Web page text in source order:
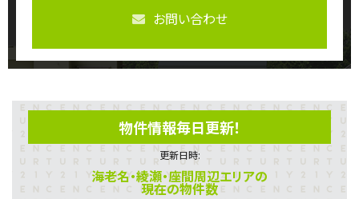
お問い合わせ
物件情報毎日更新！
更新日時:
海老名・綾瀬・座間周辺エリアの
現在の物件数